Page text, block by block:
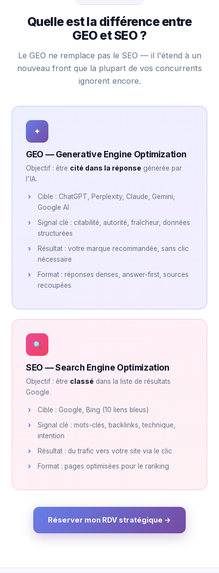
Quelle est la différence entre
GEO et SEO ?
Le GEO ne remplace pas le SEO — il l'étend à un
nouveau front que la plupart de vos concurrents
ignorent encore.
✦
GEO — Generative Engine Optimization
Objectif : être cité dans la réponse générée par
l'IA.
Cible : ChatGPT, Perplexity, Claude, Gemini,
Google AI
Signal clé : citabilité, autorité, fraîcheur, données
structurées
Résultat : votre marque recommandée, sans clic
nécessaire
Format : réponses denses, answer-first, sources
recoupées
SEO — Search Engine Optimization
Objectif : être classé dans la liste de résultats
Google.
Cible : Google, Bing (10 liens bleus)
Signal clé : mots-clés, backlinks, technique,
intention
Résultat : du trafic vers votre site via le clic
Format : pages optimisées pour le ranking
Réserver mon RDV stratégique →